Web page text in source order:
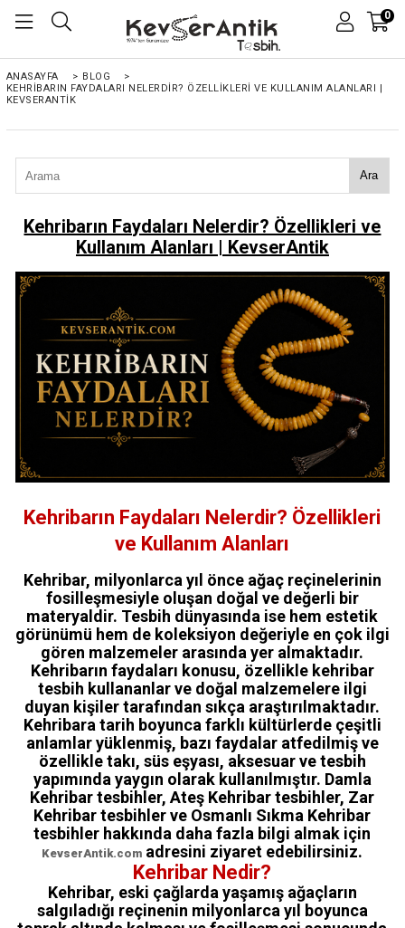
0
ANASAYFA > BLOG
>
KEHRIBARIN FAYDALARI NELERDIR? ÖZELLIKLERI VE KULLANIM ALANLARI |
KEVSERANTIK
Ara
Kehribarın Faydaları Nelerdir? Özellikleri ve
Kullanım Alanları | KevserAntik
Kehribarın Faydaları Nelerdir? Özellikleri
ve Kullanım Alanları
Kehribar, milyonlarca yıl önce ağaç reçinelerinin
fosilleşmesiyle oluşan doğal ve değerli bir
materyaldir. Tesbih dünyasında ise hem estetik
görünümü hem de koleksiyon değeriyle en çok ilgi
gören malzemeler arasında yer almaktadır.
Kehribarın faydaları konusu, özellikle kehribar
tesbih kullananlar ve doğal malzemelere ilgi
duyan kişiler tarafından sıkça araştırılmaktadır.
Kehribara tarih boyunca farklı kültürlerde çeşitli
anlamlar yüklenmiş, bazı faydalar atfedilmiş ve
özellikle takı, süs eşyası, aksesuar ve tesbih
yapımında yaygın olarak kullanılmıştır. Damla
Kehribar tesbihler, Ateş Kehribar tesbihler, Zar
Kehribar tesbihler ve Osmanlı Sıkma Kehribar
tesbihler hakkında daha fazla bilgi almak için
KevserAntik.com adresini ziyaret edebilirsiniz.
Kehribar Nedir?
Kehribar, eski çağlarda yaşamış ağaçların
salgıladığı reçinenin milyonlarca yıl boyunca